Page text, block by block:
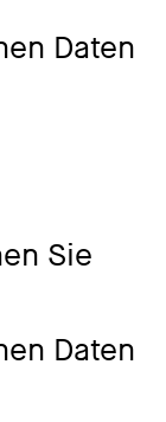
Daten
Sie
Daten